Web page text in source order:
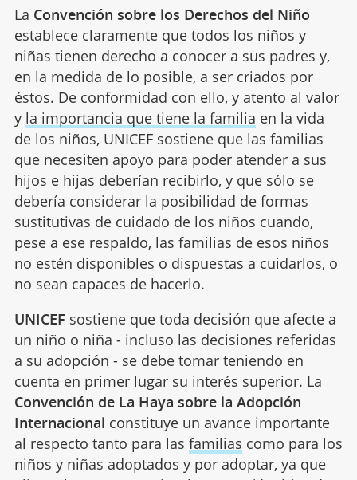
La Convención sobre los Derechos del Niño
establece claramente que todos los niños y
niñas tienen derecho a conocer a sus padres y,
en la medida de lo posible, a ser criados por
éstos. De conformidad con ello, y atento al valor
y la importancia que tiene la familia en la vida
de los niños, UNICEF sostiene que las familias
que necesiten apoyo para poder atender a sus
hijos e hijas deberían recibirlo, y que sólo se
debería considerar la posibilidad de formas
sustitutivas de cuidado de los niños cuando,
pese a ese respaldo, las familias de esos niños
no estén disponibles o dispuestas a cuidarlos, o
no sean capaces de hacerlo.
UNICEF sostiene que toda decisión que afecte a
un niño o niña - incluso las decisiones referidas
a su adopción - se debe tomar teniendo en
cuenta en primer lugar su interés superior. La
Convención de La Haya sobre la Adopción
Internacional constituye un avance importante
al respecto tanto para las familias como para los
niños y niñas adoptados y por adoptar, ya que